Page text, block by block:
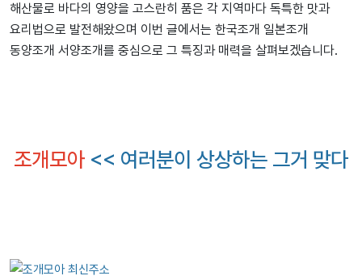
해산물로 바다의 영양을 고스란히 품은 각 지역마다 독특한 맛과
요리법으로 발전해왔으며 이번 글에서는 한국조개 일본조개
동양조개 서양조개를 중심으로 그 특징과 매력을 살펴보겠습니다.
조개모아 << 여러분이 상상하는 그거 맞다